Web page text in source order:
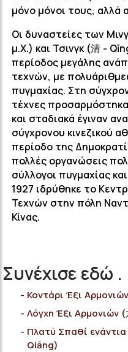
μόνο μόνοι τους, αλλά
Οι δυναστείες των
μ.Χ.) και Τσινγκ (清 -
περίοδος μεγάλης
τεχνών, με
πυγμαχίας. Στη
τέχνες
και σταδιακά έγιναν
σύγχρονου κινεζικού
περίοδο της
πολλές οργανώσεις
σύλλογοι πυγμαχίας
1927 ιδρύθηκε το
Τεχνών στην πόλη
Κίνας.
Συνέχισε εδώ .
Κοντάρι Έξι
Λόγχη Έξι Αρμονιών
Πλατύ Σπαθί
Qiāng)